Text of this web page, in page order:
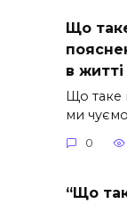
Що
в житті
Що таке
ми
0
“Що